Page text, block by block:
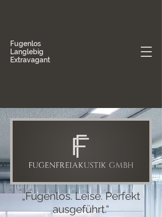
Fugenlos
Langlebig
Extravagant
„Fugenlos. Leise. Perfekt
ausgeführt.“